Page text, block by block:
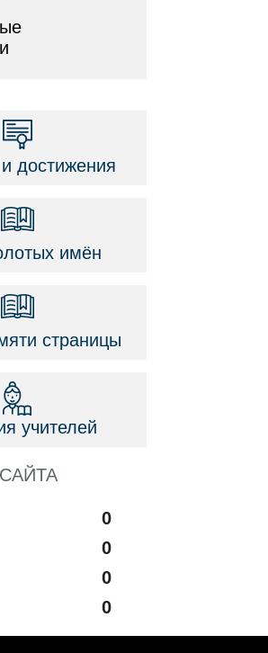
достижения
имён
страницы
учителей
0
0
0
0